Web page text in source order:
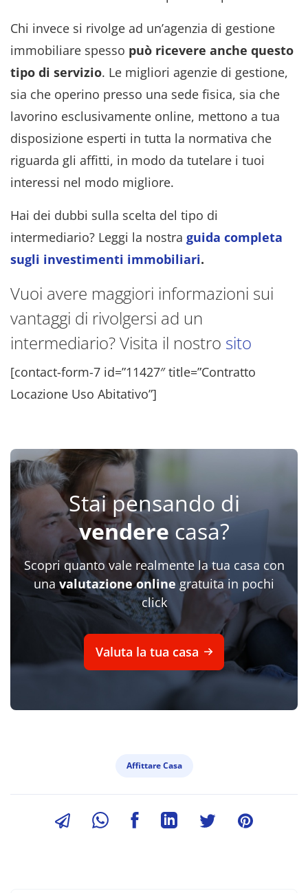
Chi invece si rivolge ad un’agenzia di gestione
immobiliare spesso può ricevere anche questo
tipo di servizio. Le migliori agenzie di gestione,
sia che operino presso una sede fisica, sia che
lavorino esclusivamente online, mettono a tua
disposizione esperti in tutta la normativa che
riguarda gli affitti, in modo da tutelare i tuoi
interessi nel modo migliore.
Hai dei dubbi sulla scelta del tipo di
intermediario? Leggi la nostra guida completa
sugli investimenti immobiliari.
Vuoi avere maggiori informazioni sui
vantaggi di rivolgersi ad un
intermediario? Visita il nostro sito
[contact-form-7 id=”11427″ title=”Contratto
Locazione Uso Abitativo”]
Stai pensando di
vendere casa?
Scopri quanto vale realmente la tua casa con
una valutazione onlinegratuita in pochi
click
Valuta la tua casa
Affittare Casa